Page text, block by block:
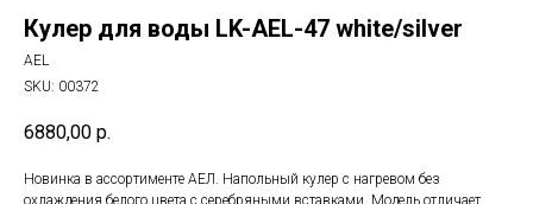
Кулер для воды LK-AEL-47 white/silver
AEL
SKU: 00372
6880,00 р.
Новинка в ассортименте АЕЛ. Напольный кулер с нагревом без